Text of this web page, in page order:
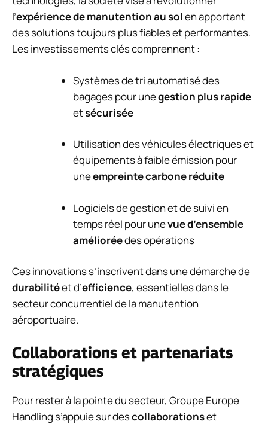
l’expérience de manutention au solen apportant
des solutions toujours plus fiables et performantes.
Les investissements clés comprennent :
Systèmes de tri automatisé des
bagages pour unegestion plus rapide
etsécurisée
Utilisation des véhicules électriques et
équipements à faible émission pour
uneempreinte carbone réduite
Logiciels de gestion et de suivi en
temps réel pour unevue d’ensemble
amélioréedes opérations
Ces innovations s’inscrivent dans une démarche de
durabilitéet d’efficience, essentielles dans le
secteur concurrentiel de la manutention
aéroportuaire.
Collaborations et partenariats
stratégiques
Pour rester à la pointe du secteur, Groupe Europe
Handling s’appuie sur descollaborationset